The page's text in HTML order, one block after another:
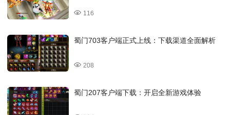
116
蜀门703客户端正式上线：下载渠道全面解析
208
蜀门207客户端下载：开启全新游戏体验